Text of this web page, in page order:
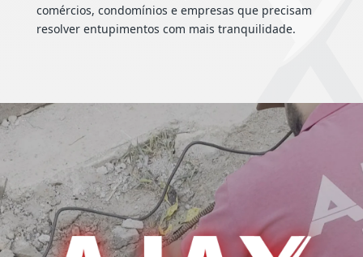
comércios, condomínios e empresas que precisam
resolver entupimentos com mais tranquilidade.